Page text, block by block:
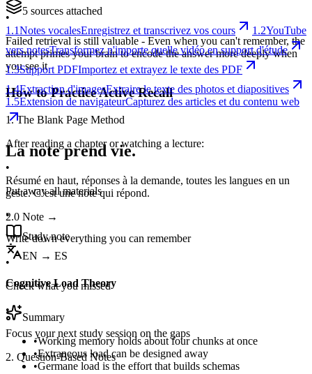
•
Failed retrieval is still valuable - Even when you can't remember, the
attempt primes your brain to encode the answer more deeply when
you see it
How to Practice Active Recall
1. The Blank Page Method
After reading a chapter or watching a lecture:
•
Put away all materials
•
Write down everything you can remember
•
Check what you missed
•
Focus your next study session on the gaps
2. Question-Based Notes
5 sources attached
1.1Notes vocalesEnregistrez et transcrivez vos cours 1.2YouTube
vers notesTransformez n'importe quelle vidéo en support d'étude
1.3Support PDFImportez et extrayez le texte des PDF
1.4Extraction d'imagesExtraire le texte des photos et diapositives
1.5Extension de navigateurCapturez des articles et du contenu web
La note prend vie.
Résumé en haut, réponses à la demande, toutes les langues en un
geste. C’est une note qui répond.
2.0 Note →
Study note
EN → ES
Cognitive Load Theory
Summary
•Working memory holds about four chunks at once
•Extraneous load can be designed away
•Germane load is the effort that builds schemas